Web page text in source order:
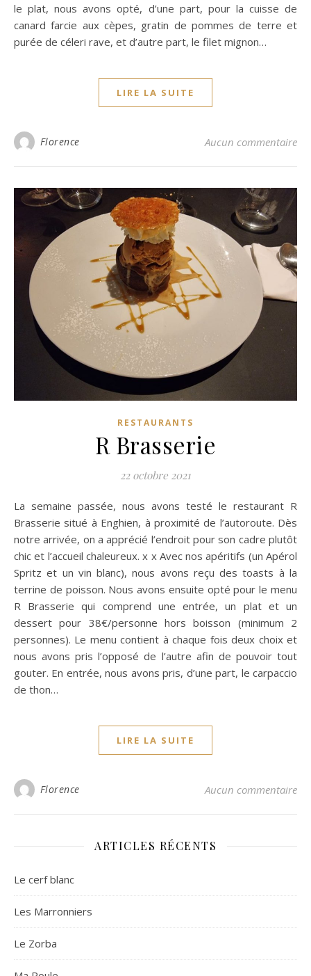
le plat, nous avons opté, d’une part, pour la cuisse de
canard farcie aux cèpes, gratin de pommes de terre et
purée de céleri rave, et d’autre part, le filet mignon…
LIRE LA SUITE
Florence Aucun commentaire
RESTAURANTS
R Brasserie
22 octobre 2021
La semaine passée, nous avons testé le restaurant R
Brasserie situé à Enghien, à proximité de l’autoroute. Dès
notre arrivée, on a apprécié l’endroit pour son cadre plutôt
chic et l’accueil chaleureux. x x Avec nos apéritifs (un Apérol
Spritz et un vin blanc), nous avons reçu des toasts à la
terrine de poisson. Nous avons ensuite opté pour le menu
R Brasserie qui comprend une entrée, un plat et un
dessert pour 38€/personne hors boisson (minimum 2
personnes). Le menu contient à chaque fois deux choix et
nous avons pris l’opposé de l’autre afin de pouvoir tout
gouter. En entrée, nous avons pris, d’une part, le carpaccio
de thon…
LIRE LA SUITE
Florence Aucun commentaire
ARTICLES RÉCENTS
Le cerf blanc
Les Marronniers
Le Zorba